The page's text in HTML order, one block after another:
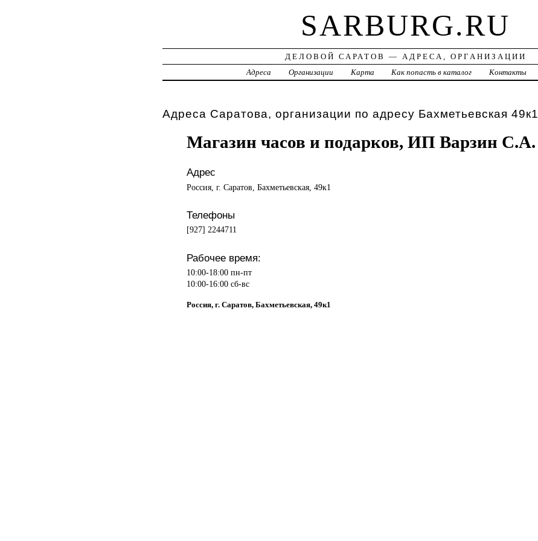
SARBURG.RU
ДЕЛОВОЙ САРАТОВ — АДРЕСА, ОРГАНИЗАЦИИ
Адреса
Организации Карта Как попасть в каталог Контакты
Адреса Саратова, организации по адресу Бахметьевская 49к1
Магазин часов и подарков, ИП Варзин С.А.
Адрес
Россия, г. Саратов, Бахметьевская, 49к1
Телефоны
[927] 2244711
Рабочее время:
10:00-18:00 пн-пт
10:00-16:00 сб-вс
Россия, г. Саратов, Бахметьевская, 49к1